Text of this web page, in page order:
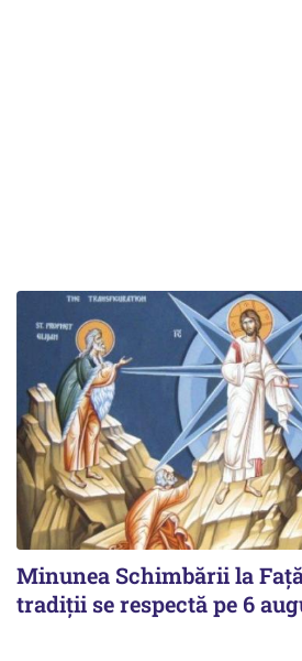
Minunea Schimbării la
tradiții se respectă pe 6